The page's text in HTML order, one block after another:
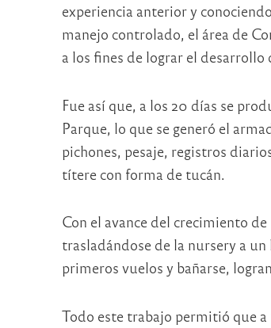
experiencia anterior y
manejo controlado, el área de
a los fines de lograr el desarrollo
Fue así que, a los 20 días se
Parque, lo que se generó el
pichones, pesaje, registros
títere con forma de tucán.
Con el avance del crecimiento
trasladándose de la nursery a
primeros vuelos y bañarse,
Todo este trabajo permitió que a